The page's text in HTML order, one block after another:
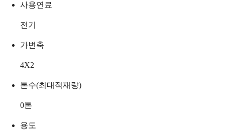
사용연료
전기
가변축
4X2
톤수(최대적재량)
0톤
용도